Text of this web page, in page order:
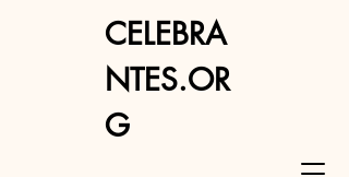
CELEBRA
NTES.OR
G